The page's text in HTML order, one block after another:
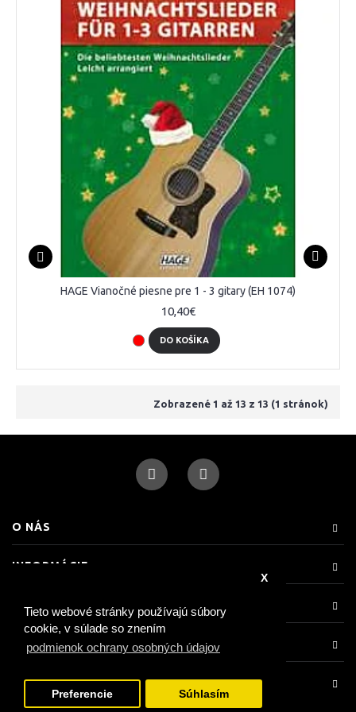
Tieto webové stránky používajú súbory
cookie, v súlade so znením
podmienok ochrany osobných údajov
X
Preferencie Súhlasím
HAGE Vianočné piesne pre 1 - 3 gitary (EH 1074)
10,40€
DO KOŠÍKA
Zobrazené 1 až 13 z 13 (1 stránok)
O NÁS
INFORMÁCIE
ZÁKAZNÍCKA PODPORA
RÝCHLE KONTAKTY
NEWSLETTER